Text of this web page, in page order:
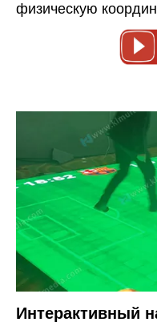
физическую
Интерактивный